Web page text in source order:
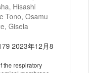
Hisashi
Tono, Osamu
Gisela
2023年12月8
the respiratory